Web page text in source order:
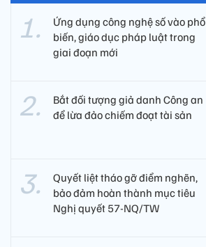
Ứng dụng công nghệ số vào phổ
biến, giáo dục pháp luật trong
giai đoạn mới
Bắt đối tượng giả danh Công an
để lừa đảo chiếm đoạt tài sản
Quyết liệt tháo gỡ điểm nghẽn,
bảo đảm hoàn thành mục tiêu
Nghị quyết 57-NQ/TW